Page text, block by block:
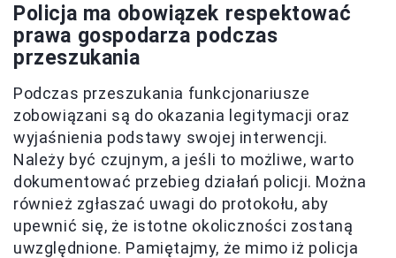
Policja ma obowiązek respektować
prawa gospodarza podczas
przeszukania
Podczas przeszukania funkcjonariusze
zobowiązani są do okazania legitymacji oraz
wyjaśnienia podstawy swojej interwencji.
Należy być czujnym, a jeśli to możliwe, warto
dokumentować przebieg działań policji. Można
również zgłaszać uwagi do protokołu, aby
upewnić się, że istotne okoliczności zostaną
uwzględnione. Pamiętajmy, że mimo iż policja